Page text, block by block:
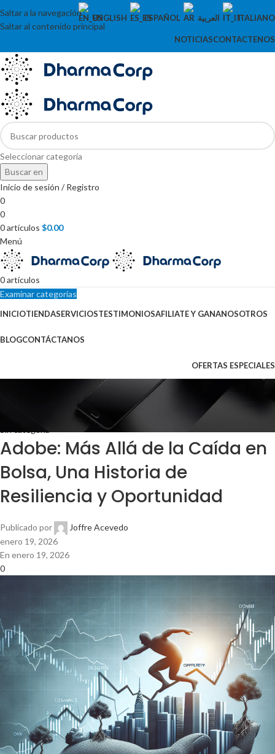
Saltar a la navegación
Saltar al contenido principal
ENGLISH ESPAÑOL العربية ITALIANO
NOTICIASCONTACTENOS
Seleccionar categoría
Buscar en
Inicio de sesión / Registro
0
0
0artículos $0.00
Menú
0artículos
Examinar categorías
INICIOTIENDASERVICIOSTESTIMONIOSAFILIATE Y GANANOSOTROS
BLOGCONTÁCTANOS
OFERTAS ESPECIALES
Sin categoría
Adobe: Más Allá de la Caída en
Bolsa, Una Historia de
Resiliencia y Oportunidad
Publicado por
Joffre Acevedo
enero 19, 2026
En enero 19, 2026
0